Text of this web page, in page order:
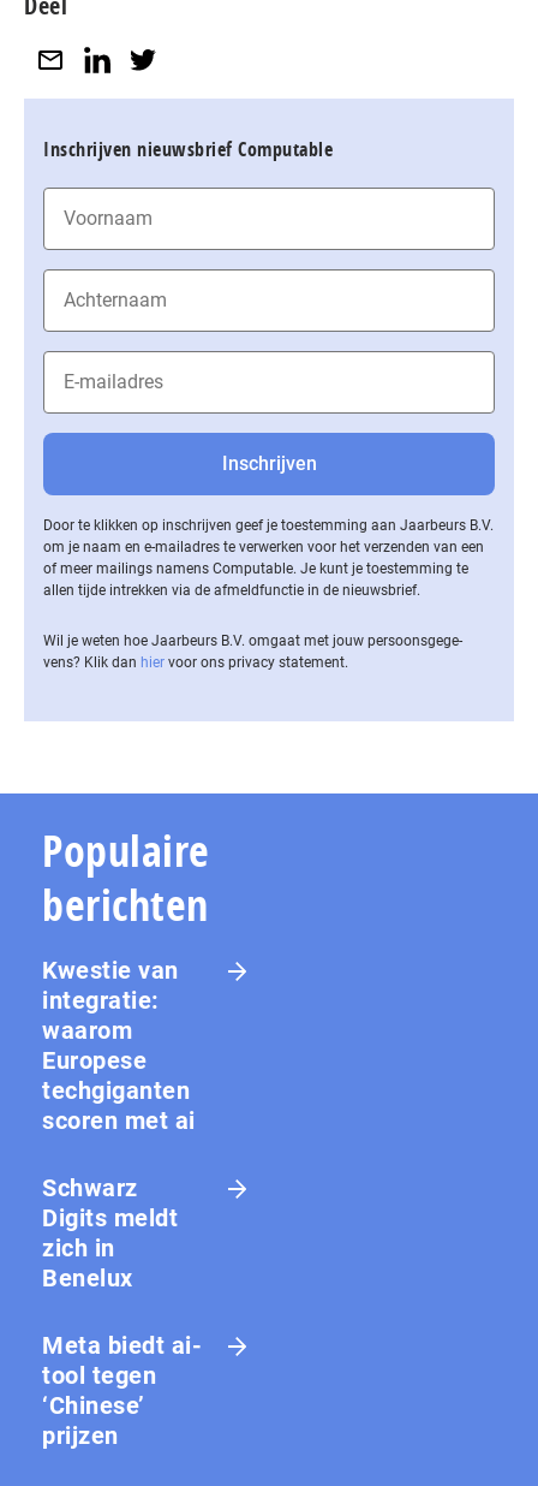
Inschrijven nieuwsbrief Computable
Door te klikken op inschrijven geef je toestemming aan Jaarbeurs B.V.
om je naam en e-mailadres te verwerken voor het verzenden van een
of meer mailings namens Computable. Je kunt je toestemming te
allen tijde intrekken via de af­meld­func­tie in de nieuwsbrief.
Wil je weten hoe Jaarbeurs B.V. omgaat met jouw per­soons­ge­ge­
vens? Klik dan hier voor ons privacy statement.
Populaire
berichten
Kwestie van
integratie:
waarom
Europese
techgiganten
scoren met ai
Schwarz
Digits meldt
zich in
Benelux
Meta biedt ai-
tool tegen
‘Chinese’
prijzen